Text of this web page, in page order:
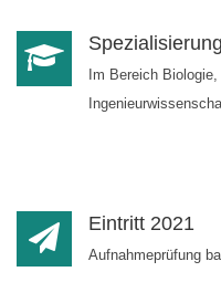
Spezialisierung
Im Bereich
Eintritt 2021
Aufnahmeprüfung